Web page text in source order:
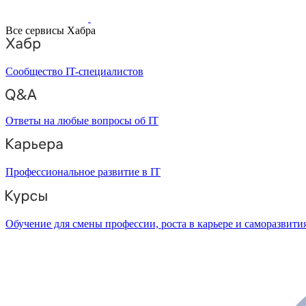
Все сервисы Хабра
Сообщество IT-специалистов
Ответы на любые вопросы об IT
Профессиональное развитие в IT
Обучение для смены профессии, роста в карьере и